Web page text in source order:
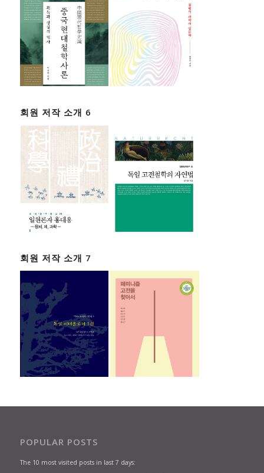
회원 저작 소개 6
회원 저작 소개 7
POPULAR POSTS
The 10 most visited posts in last 7 days: